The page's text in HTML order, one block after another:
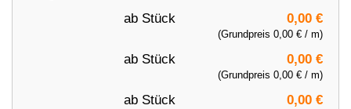
ab Stück 0,00 €
(Grundpreis 0,00 € / m)
ab Stück 0,00 €
(Grundpreis 0,00 € / m)
ab Stück 0,00 €